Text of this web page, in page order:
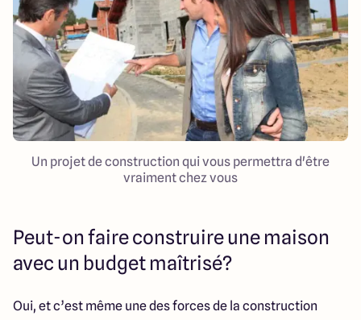
Un projet de construction qui vous permettra d'être
vraiment chez vous
Peut-on faire construire une maison
avec un budget maîtrisé?
Oui, et c’est même une des forces de la construction